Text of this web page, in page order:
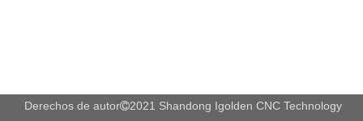
Derechos de autor2021 Shandong Igolden CNC Technology